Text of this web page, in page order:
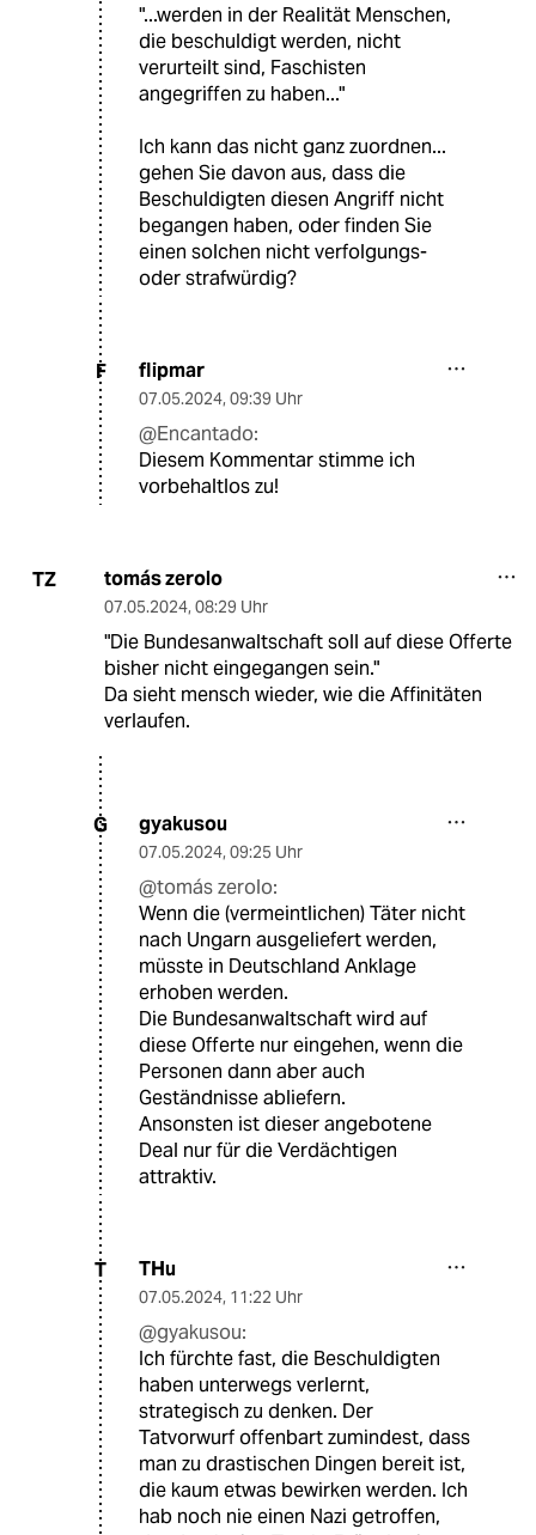
"...werden in der Realität Menschen,
die beschuldigt werden, nicht
verurteilt sind, Faschisten
angegriffen zu haben..."
Ich kann das nicht ganz zuordnen...
gehen Sie davon aus, dass die
Beschuldigten diesen Angriff nicht
begangen haben, oder finden Sie
einen solchen nicht verfolgungs-
oder strafwürdig?
F flipmar
07.05.2024, 09:39 Uhr
@Encantado:
Diesem Kommentar stimme ich
vorbehaltlos zu!
TZ tomás zerolo
07.05.2024, 08:29 Uhr
"Die Bundesanwaltschaft soll auf diese Offerte
bisher nicht eingegangen sein."
Da sieht mensch wieder, wie die Affinitäten
verlaufen.
G gyakusou
07.05.2024, 09:25 Uhr
@tomás zerolo:
Wenn die (vermeintlichen) Täter nicht
nach Ungarn ausgeliefert werden,
müsste in Deutschland Anklage
erhoben werden.
Die Bundesanwaltschaft wird auf
diese Offerte nur eingehen, wenn die
Personen dann aber auch
Geständnisse abliefern.
Ansonsten ist dieser angebotene
Deal nur für die Verdächtigen
attraktiv.
T THu
07.05.2024, 11:22 Uhr
@gyakusou:
Ich fürchte fast, die Beschuldigten
haben unterwegs verlernt,
strategisch zu denken. Der
Tatvorwurf offenbart zumindest, dass
man zu drastischen Dingen bereit ist,
die kaum etwas bewirken werden. Ich
hab noch nie einen Nazi getroffen,